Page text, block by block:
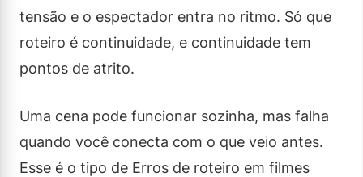
tensão e o espectador entra no ritmo. Só que
roteiro é continuidade, e continuidade tem
pontos de atrito.
Uma cena pode funcionar sozinha, mas falha
quando você conecta com o que veio antes.
Esse é o tipo de Erros de roteiro em filmes